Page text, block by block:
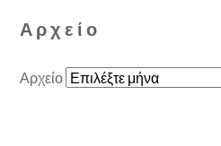
Αρχείο
Αρχείο